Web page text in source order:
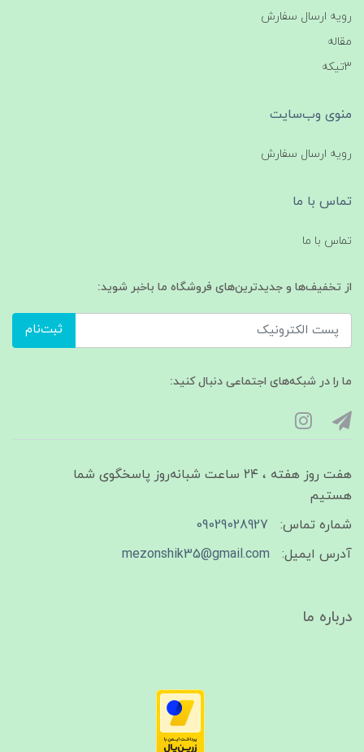
رویه ارسال سفارش
مقاله
3تیکه
منوی وب‌سایت
رویه ارسال سفارش
تماس با ما
تماس با ما
از تخفیف‌ها و جدیدترین‌های فروشگاه ما باخبر شوید:
ثبت‌نام
ما را در شبکه‌های اجتماعی دنبال کنید:
هفت روز هفته ، ۲۴ ساعت شبانه‌روز پاسخگوی شما
هستیم
شماره تماس:
09029028927
آدرس ایمیل:
mezonshik35@gmail.com
درباره ما